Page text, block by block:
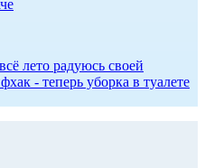
лето радуюсь своей
- теперь уборка в туалете